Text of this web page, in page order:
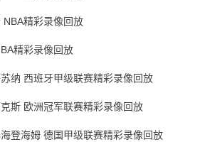
精彩录像回放
精彩录像回放
纳 西班牙甲级联赛精彩录像回放
斯 欧洲冠军联赛精彩录像回放
登海姆 德国甲级联赛精彩录像回放